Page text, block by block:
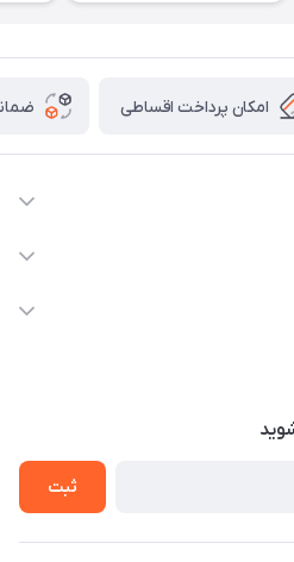
امکان پرداخت اقساطی
ثبت